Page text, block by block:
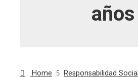
años
Home
Responsabilidad Social